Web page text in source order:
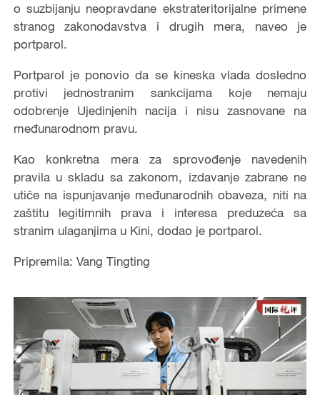
o suzbijanju neopravdane ekstrateritorijalne primene
stranog zakonodavstva i drugih mera, naveo je
portparol.
Portparol je ponovio da se kineska vlada dosledno
protivi jednostranim sankcijama koje nemaju
odobrenje Ujedinjenih nacija i nisu zasnovane na
međunarodnom pravu.
Kao konkretna mera za sprovođenje navedenih
pravila u skladu sa zakonom, izdavanje zabrane ne
utiče na ispunjavanje međunarodnih obaveza, niti na
zaštitu legitimnih prava i interesa preduzeća sa
stranim ulaganjima u Kini, dodao je portparol.
Pripremila: Vang Tingting